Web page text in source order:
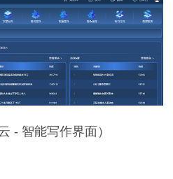
- 智能写作界面）